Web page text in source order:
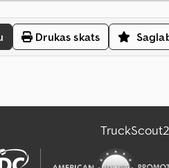
Drukas skats